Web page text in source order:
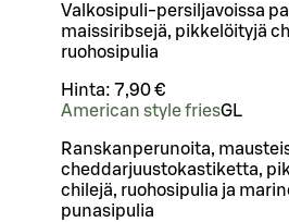
Valkosipuli-persiljavoissa
maissiribsejä, pikkelöityjä
ruohosipulia
Hinta: 7,90 €
American style friesGL
Ranskanperunoita,
cheddarjuustokastiketta,
chilejä, ruohosipulia ja
punasipulia